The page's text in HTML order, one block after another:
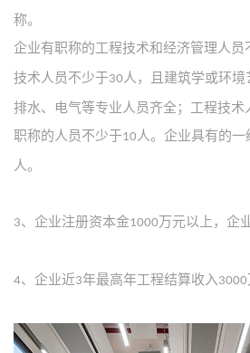
称。
企业有职称的工程技术和经济管理人员
技术人员不少于30 人，且建筑学或环
排水、电气等专业人员齐全；工程技术
职称的人员不少于10 人。企业具有的
人。
3、企业注册资本金1000万元以上，企
4、企业近3年最高年工程结算收入 3000